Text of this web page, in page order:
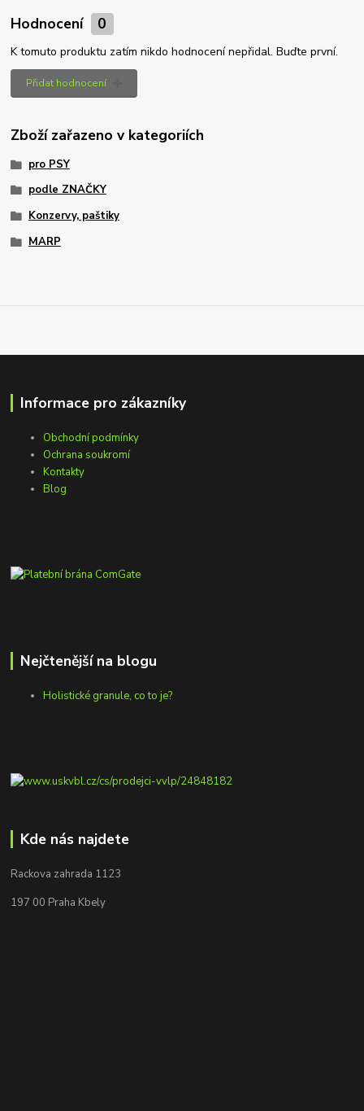
Hodnocení 0
K tomuto produktu zatím nikdo hodnocení nepřidal. Buďte první.
Přidat hodnocení
Zboží zařazeno v kategoriích
pro PSY
podle ZNAČKY
Konzervy, paštiky
MARP
Informace pro zákazníky
Obchodní podmínky
Ochrana soukromí
Kontakty
Blog
Nejčtenější na blogu
Holistické granule, co to je?
Kde nás najdete
Rackova zahrada 1123
197 00 Praha Kbely